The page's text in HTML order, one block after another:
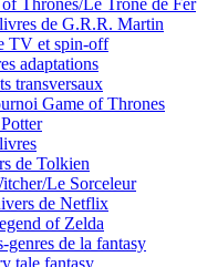
Thrones/Le Trône de Fer
de G.R.R. Martin
TV et spin-off
adaptations
transversaux
Game of Thrones
de Tolkien
Le Sorceleur
de Netflix
of Zelda
genres de la fantasy
tale fantasy